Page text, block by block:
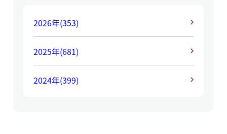
2026年(353)
2025年(681)
2024年(399)